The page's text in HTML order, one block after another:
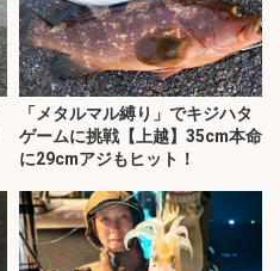
「メタルマル縛り」でキジハタ
ゲームに挑戦【上越】35cm本命
に29cmアジもヒット！